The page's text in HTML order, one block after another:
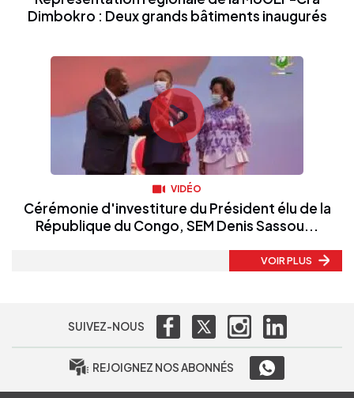
Dimbokro : Deux grands bâtiments inaugurés
VIDÉO
Cérémonie d'investiture du Président élu de la
République du Congo, SEM Denis Sassou...
VOIR PLUS
SUIVEZ-NOUS
REJOIGNEZ NOS ABONNÉS